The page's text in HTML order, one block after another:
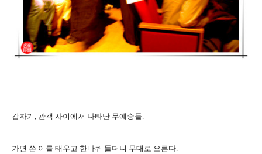
갑자기, 관객 사이에서 나타난 무예승들.
가면 쓴 이를 태우고 한바퀴 돌더니 무대로 오른다.